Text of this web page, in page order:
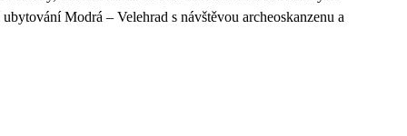
Modrá – Velehrad s návštěvou archeoskanzenu a